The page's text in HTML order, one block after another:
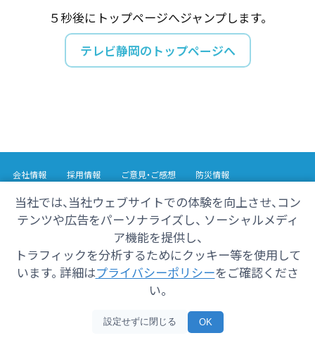
当社では、当社ウェブサイトでの体験を向上させ、コン
テンツや広告をパーソナライズし、 ソーシャルメディ
ア機能を提供し、
トラフィックを分析するためにクッキー等を使用して
います。 詳細はプライバシーポリシーをご確認くださ
い。
設定せずに閉じる OK
５秒後にトップページへジャンプします。
テレビ静岡のトップページへ
会社情報 採用情報 ご意見・ご感想
防災情報
Copyright© 2025 SHIZUOKA TELECASTING Co.,Ltd.
All Rights Reserved.